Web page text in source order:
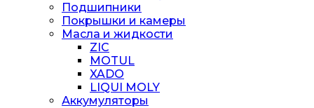
Подшипники
Покрышки и камеры
Масла и жидкости
ZIC
MOTUL
XADO
LIQUI MOLY
Аккумуляторы